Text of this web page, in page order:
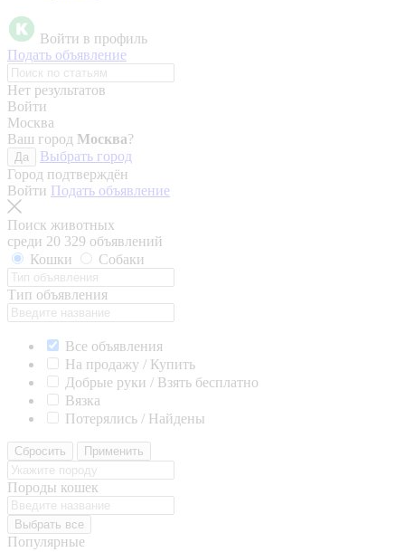
Войти в профиль
Подать объявление
Нет результатов
Войти
Москва
Ваш город Москва?
Да
Выбрать город
Город подтверждён
Войти Подать объявление
Поиск животных
среди 20 329 объявлений
Кошки
Собаки
Тип объявления
Все объявления
На продажу / Купить
Добрые руки / Взять бесплатно
Вязка
Потерялись / Найдены
Сбросить Применить
Породы кошек
Выбрать все
Популярные